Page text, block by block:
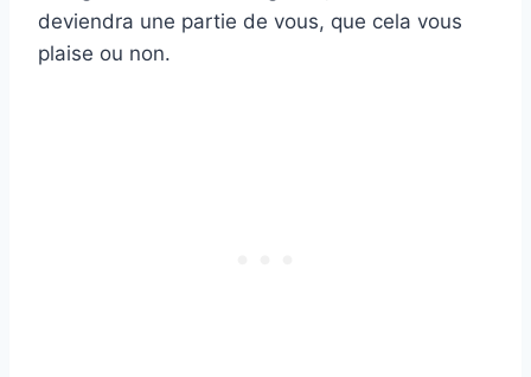
deviendra une partie de vous, que cela vous
plaise ou non.